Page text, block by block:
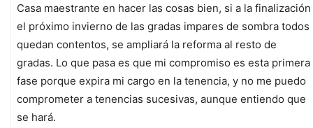
Casa maestrante en hacer las cosas bien, si a la finalización
el próximo invierno de las gradas impares de sombra todos
quedan contentos, se ampliará la reforma al resto de
gradas. Lo que pasa es que mi compromiso es esta primera
fase porque expira mi cargo en la tenencia, y no me puedo
comprometer a tenencias sucesivas, aunque entiendo que
se hará.